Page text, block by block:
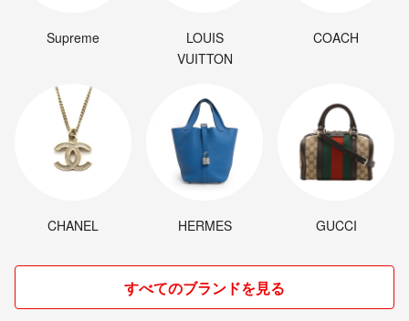
Supreme
LOUIS
VUITTON
COACH
CHANEL HERMES GUCCI
すべてのブランドを見る